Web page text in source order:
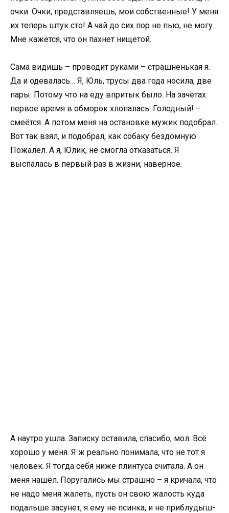
очки. Очки, представляешь, мои собственные! У меня
их теперь штук сто! А чай до сих пор не пью, не могу.
Мне кажется, что он пахнет нищетой.
Сама видишь – проводит руками – страшненькая я.
Да и одевалась… Я, Юль, трусы два года носила, две
пары. Потому что на еду впритык было. На зачётах
первое время в обморок хлопалась. Голодный! –
смеётся. А потом меня на остановке мужик подобрал.
Вот так взял, и подобрал, как собаку бездомную.
Пожалел. А я, Юлик, не смогла отказаться. Я
выспалась в первый раз в жизни, наверное.
А наутро ушла. Записку оставила, спасибо, мол. Всё
хорошо у меня. Я ж реально понимала, что не тот я
человек. Я тогда себя ниже плинтуса считала. А он
меня нашёл. Поругались мы страшно – я кричала, что
не надо меня жалеть, пусть он свою жалость куда
подальше засунет, я ему не псинка, и не приблудыш-